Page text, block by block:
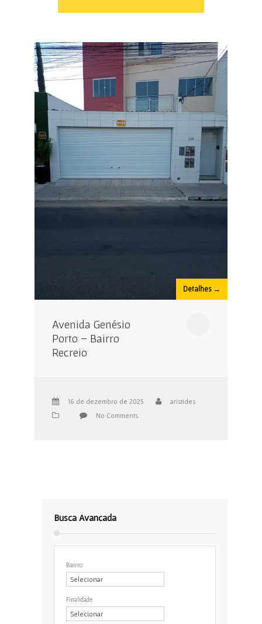
Detalhes →
Avenida Genésio
Porto – Bairro
Recreio
16 de dezembro de 2025
aristides
No Comments
Busca Avançada
Bairro
Finalidade